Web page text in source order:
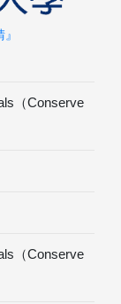
（Conserve
（Conserve